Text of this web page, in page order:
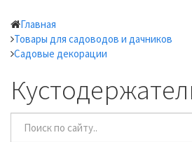
Главная
Товары для садоводов и дачников
Садовые декорации